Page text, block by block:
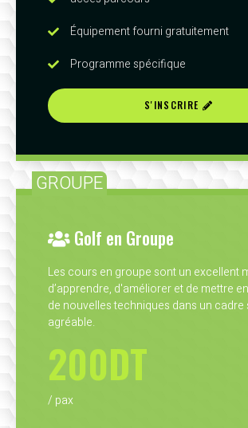
Équipement fourni gratuitement
Programme spécifique
S'INSCRIRE
GROUPE
Golf en Groupe
Les cours en groupe sont un excellent
d’apprendre, d'améliorer et de mettre
de nouvelles techniques dans un cadre
agréable.
200DT
/ pax